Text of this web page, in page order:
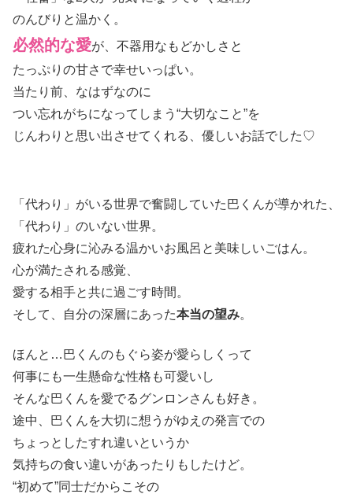
のんびりと温かく。
必然的な愛が、不器用なもどかしさと
たっぷりの甘さで幸せいっぱい。
当たり前、なはずなのに
つい忘れがちになってしまう“大切なこと”を
じんわりと思い出させてくれる、優しいお話でした♡
「代わり」がいる世界で奮闘していた巴くんが導かれた、
「代わり」のいない世界。
疲れた心身に沁みる温かいお風呂と美味しいごはん。
心が満たされる感覚、
愛する相手と共に過ごす時間。
そして、自分の深層にあった本当の望み。
ほんと…巴くんのもぐら姿が愛らしくって
何事にも一生懸命な性格も可愛いし
そんな巴くんを愛でるグンロンさんも好き。
途中、巴くんを大切に想うがゆえの発言での
ちょっとしたすれ違いというか
気持ちの食い違いがあったりもしたけど。
“初めて”同士だからこその